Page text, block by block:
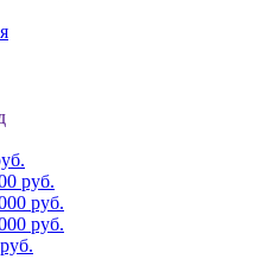
руб.
руб.
руб.